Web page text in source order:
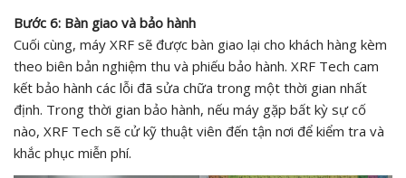
Bước 6: Bàn giao và bảo hành
Cuối cùng, máy XRF sẽ được bàn giao lại cho khách hàng kèm
theo biên bản nghiệm thu và phiếu bảo hành. XRF Tech cam
kết bảo hành các lỗi đã sửa chữa trong một thời gian nhất
định. Trong thời gian bảo hành, nếu máy gặp bất kỳ sự cố
nào, XRF Tech sẽ cử kỹ thuật viên đến tận nơi để kiểm tra và
khắc phục miễn phí.